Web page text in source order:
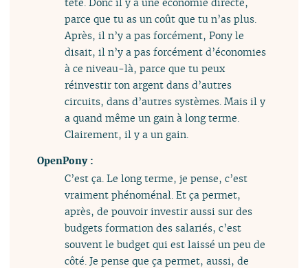
parce que tu as un coût que tu n’as plus.
Après, il n’y a pas forcément, Pony le
disait, il n’y a pas forcément d’économies
à ce niveau-là, parce que tu peux
réinvestir ton argent dans d’autres
circuits, dans d’autres systèmes. Mais il y
a quand même un gain à long terme.
Clairement, il y a un gain.
OpenPony :
C’est ça. Le long terme, je pense, c’est
vraiment phénoménal. Et ça permet,
après, de pouvoir investir aussi sur des
budgets formation des salariés, c’est
souvent le budget qui est laissé un peu de
côté. Je pense que ça permet, aussi, de